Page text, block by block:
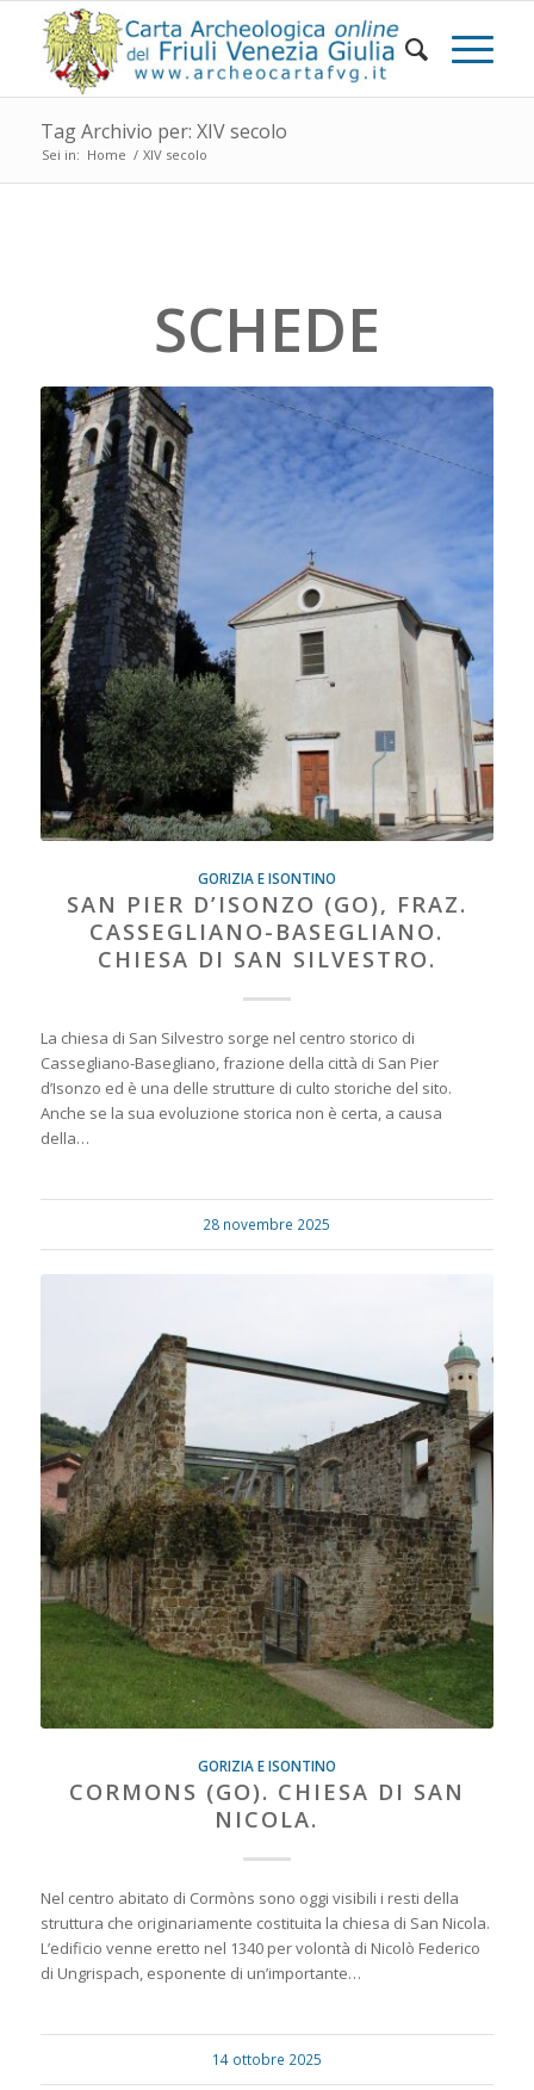
Tag Archivio per: XIV secolo
Sei in: Home / XIV secolo
SCHEDE
GORIZIA E ISONTINO
SAN PIER D’ISONZO (GO), FRAZ.
CASSEGLIANO-BASEGLIANO.
CHIESA DI SAN SILVESTRO.
La chiesa di San Silvestro sorge nel centro storico di
Cassegliano-Basegliano, frazione della città di San Pier
d’Isonzo ed è una delle strutture di culto storiche del sito.
Anche se la sua evoluzione storica non è certa, a causa
della…
28 novembre 2025
GORIZIA E ISONTINO
CORMONS (GO). CHIESA DI SAN
NICOLA.
Nel centro abitato di Cormòns sono oggi visibili i resti della
struttura che originariamente costituita la chiesa di San Nicola.
L’edificio venne eretto nel 1340 per volontà di Nicolò Federico
di Ungrispach, esponente di un’importante…
14 ottobre 2025